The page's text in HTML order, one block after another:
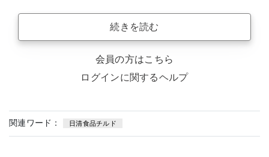
続きを読む
会員の方はこちら
ログインに関するヘルプ
関連ワード： 日清食品チルド